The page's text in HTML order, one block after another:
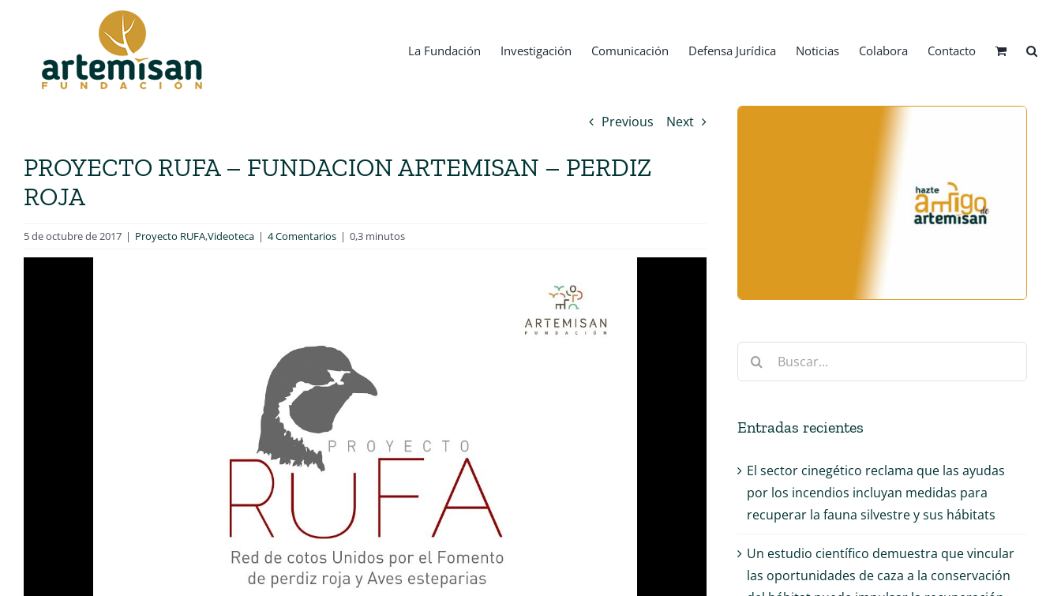
contenido
La Fundación Investigación Comunicación Defensa Jurídica Noticias Colabora Contacto
Previous Next
PROYECTO RUFA – FUNDACION ARTEMISAN – PERDIZ
ROJA
5 de octubre de 2017 | Proyecto RUFA,Videoteca | 4 Comentarios | 0,3 minutos
Buscar:
Entradas recientes
El sector cinegético reclama que las ayudas
por los incendios incluyan medidas para
recuperar la fauna silvestre y sus hábitats
Un estudio científico demuestra que vincular
las oportunidades de caza a la conservación